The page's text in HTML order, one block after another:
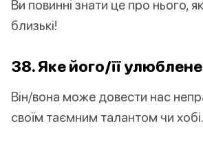
Ви повинні знати це про нього,
близькі!
38. Яке його/її улюблене
Він/вона може довести нас
своїм таємним талантом чи хобі.